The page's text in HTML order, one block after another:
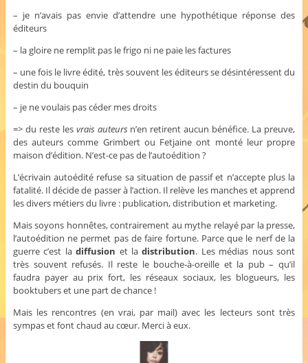
– je n’avais pas envie d’attendre une hypothétique réponse des
éditeurs
– la gloire ne remplit pas le frigo ni ne paie les factures
– une fois le livre édité, très souvent les éditeurs se désintéressent du
destin du bouquin
– je ne voulais pas céder mes droits
=> du reste les vrais auteursn’en retirent aucun bénéfice. La preuve,
des auteurs comme Grimbert ou Fetjaine ont monté leur propre
maison d’édition. N’est-ce pas de l’autoédition ?
L’écrivain autoédité refuse sa situation de passif et n’accepte plus la
fatalité. Il décide de passer à l’action. Il relève les manches et apprend
les divers métiers du livre : publication, distribution et marketing.
Mais soyons honnêtes, contrairement au mythe relayé par la presse,
l’autoédition ne permet pas de faire fortune. Parce que le nerf de la
guerre c’est ladiffusion et ladistribution. Les médias nous sont
très souvent refusés. Il reste le bouche-à-oreille et la pub – qu’il
faudra payer au prix fort, les réseaux sociaux, les blogueurs, les
booktubers et une part de chance !
Mais les rencontres (en vrai, par mail) avec les lecteurs sont très
sympas et font chaud au cœur. Merci à eux.